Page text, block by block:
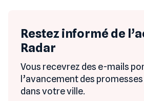
Restez informé de
Radar
Vous recevrez des e-mails
l’avancement des
dans votre ville.